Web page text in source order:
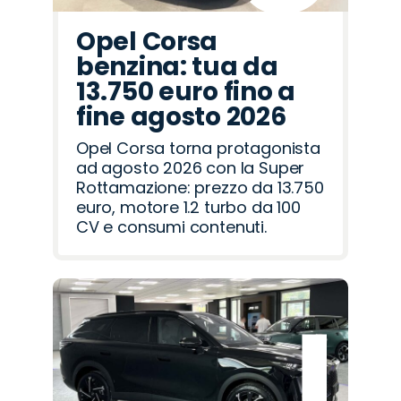
Opel Corsa
benzina: tua da
13.750 euro fino a
fine agosto 2026
Opel Corsa torna protagonista
ad agosto 2026 con la Super
Rottamazione: prezzo da 13.750
euro, motore 1.2 turbo da 100
CV e consumi contenuti.